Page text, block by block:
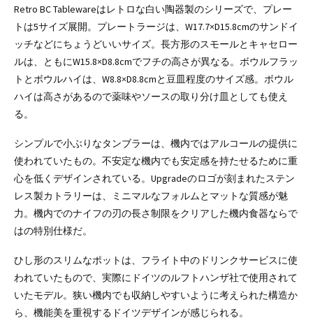
Retro BC Tablewareはレトロな白い陶器製のシリーズで、プレー
トは5サイズ展開。プレートラージは、W17.7×D15.8cmのサンドイ
ッチなどにちょうどいいサイズ。長方形のスモールとキャセロー
ルは、ともにW15.8×D8.8cmでフチの高さが異なる。ボウルフラッ
トとボウルハイは、W8.8×D8.8cmと豆皿程度のサイズ感。ボウル
ハイは高さがあるので薬味やソースの取り分け皿としても使え
る。
シンプルで小ぶりなタンブラーは、機内ではアルコールの提供に
使われていたもの。不安定な機内でも安定感を持たせるために重
心を低くデザインされている。Upgradeのロゴが刻まれたステン
レス製カトラリーは、ミニマルなフォルムとマットな質感が魅
力。機内でのナイフの刃の長さ制限をクリアした機内食器ならで
はの特別仕様だ。
ひし形のスリムなポットは、フライト中のドリンクサービスに使
われていたもので、実際にドイツのルフトハンザ社で使用されて
いたモデル。狭い機内でも収納しやすいように考えられた構造か
ら、機能美を重視するドイツデザインが感じられる。